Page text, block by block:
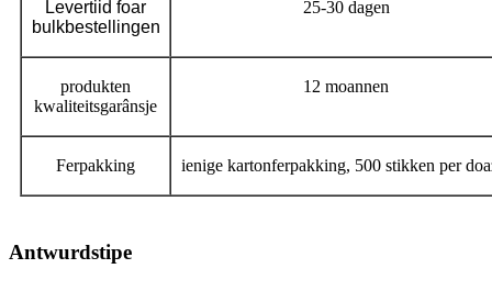
Levertiid foar
bulkbestellingen
25-30 dagen
produkten
kwaliteitsgarânsje
12 moannen
Ferpakking ienige kartonferpakking, 500 stikken per
Antwurdstipe